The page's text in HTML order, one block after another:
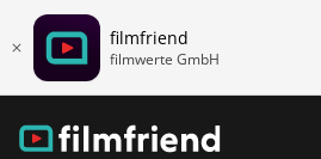
filmfriend
filmwerte GmbH